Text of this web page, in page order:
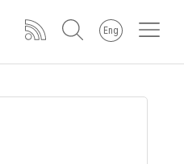
Eng